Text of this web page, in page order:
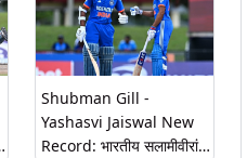
Shubman Gill -
Yashasvi Jaiswal New
Record: भारतीय सलामीवीरांचा